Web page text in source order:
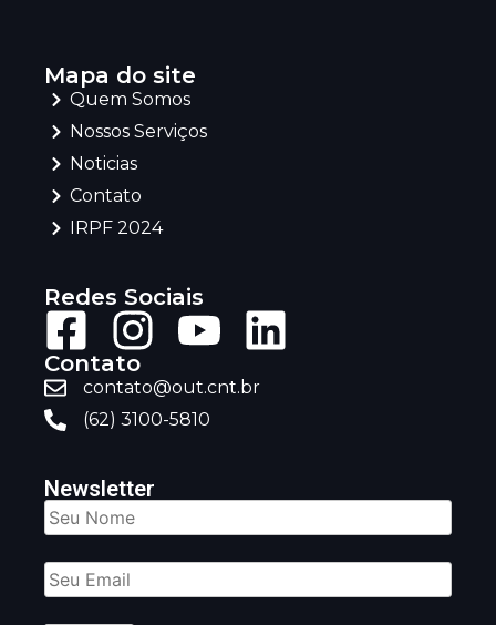
Mapa do site
Quem Somos
Nossos Serviços
Noticias
Contato
IRPF 2024
Redes Sociais
Contato
contato@out.cnt.br
(62) 3100-5810
Newsletter